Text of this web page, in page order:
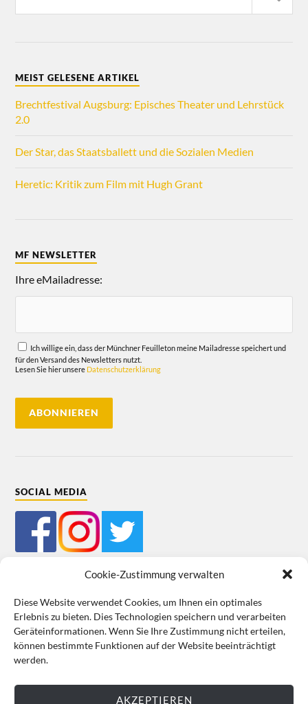
Cookie-Zustimmung verwalten
Diese Website verwendet Cookies, um Ihnen ein optimales
Erlebnis zu bieten. Dies Technologien speichern und verarbeiten
Geräteinformationen. Wenn Sie Ihre Zustimmung nicht erteilen,
können bestimmte Funktionen auf der Website beeinträchtigt
werden.
AKZEPTIEREN
MEIST GELESENE ARTIKEL
Brechtfestival Augsburg: Episches Theater und Lehrstück
2.0
Der Star, das Staatsballett und die Sozialen Medien
Heretic: Kritik zum Film mit Hugh Grant
MF NEWSLETTER
Ihre eMailadresse:
Ich willige ein, dass der Münchner Feuilleton meine Mailadresse speichert und
für den Versand des Newsletters nutzt.
Lesen Sie hier unsere Datenschutzerklärung
SOCIAL MEDIA
Mein Bestellkonto Kundeninformationen Datenschutz
Cookie-Richtlinie (EU) Impressum
VERTRAG WIDERRUFEN